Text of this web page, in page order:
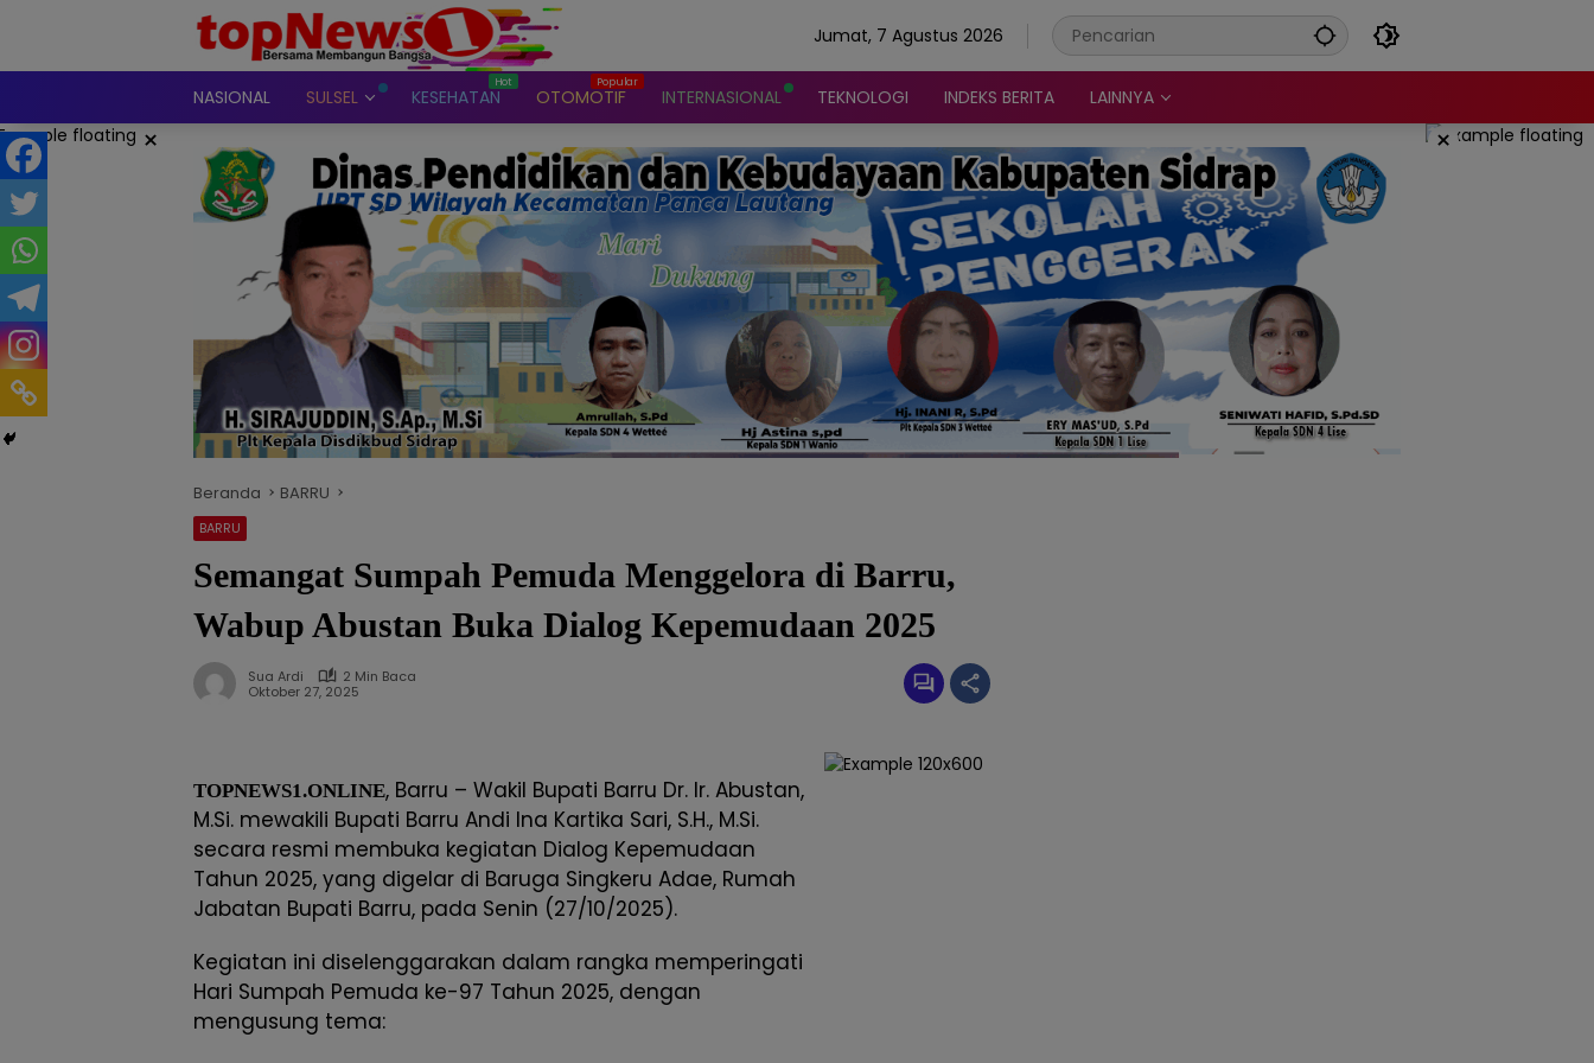
Jumat, 7 Agustus 2026
NASIONAL SULSEL KESEHATAN OTOMOTIF INTERNASIONAL TEKNOLOGI INDEKS BERITA LAINNYA
× ×
Beranda BARRU
BARRU
Semangat Sumpah Pemuda Menggelora di Barru,
Wabup Abustan Buka Dialog Kepemudaan 2025
Sua Ardi
2 Min Baca
Oktober 27, 2025
TOPNEWS1.ONLINE, Barru – Wakil Bupati Barru Dr. Ir. Abustan,
M.Si. mewakili Bupati Barru Andi Ina Kartika Sari, S.H., M.Si.
secara resmi membuka kegiatan Dialog Kepemudaan
Tahun 2025, yang digelar di Baruga Singkeru Adae, Rumah
Jabatan Bupati Barru, pada Senin (27/10/2025).
Kegiatan ini diselenggarakan dalam rangka memperingati
Hari Sumpah Pemuda ke-97 Tahun 2025, dengan
mengusung tema: